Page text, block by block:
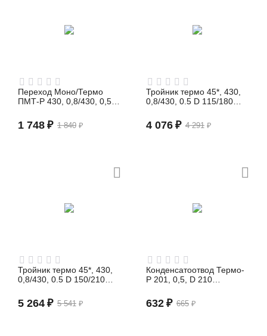
Переход Моно/Термо
ПМТ-Р 430, 0,8/430, 0,5 D
1 840 ₽
1 748 ₽
Тройник термо 45*, 430,
0,8/430, 0.5 D 115/180
4 291 ₽
4 076 ₽
Тройник термо 45*, 430,
0,8/430, 0.5 D 150/210
5 541 ₽
5 264 ₽
Конденсатоотвод Термо-
Р 201, 0,5, D 210
665 ₽
632 ₽